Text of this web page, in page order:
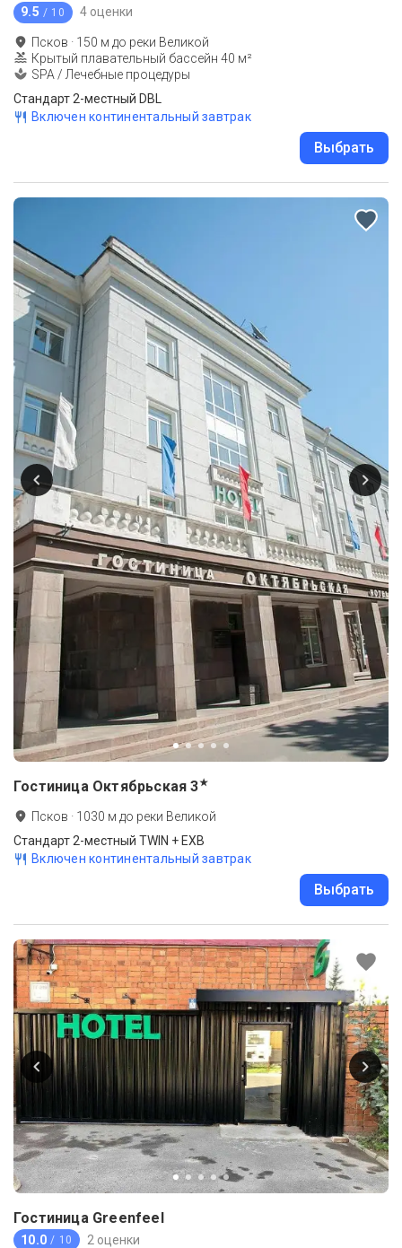
9.5 / 10 4 оценки
Псков · 150 м до реки Великой
Крытый плавательный бассейн 40 м²
SPA / Лечебные процедуры
Стандарт 2-местный DBL
Включен континентальный завтрак
Выбрать
Гостиница Октябрьская 3★
Псков · 1030 м до реки Великой
Стандарт 2-местный TWIN + EXB
Включен континентальный завтрак
Выбрать
Гостиница Greenfeel
10.0 / 10 2 оценки